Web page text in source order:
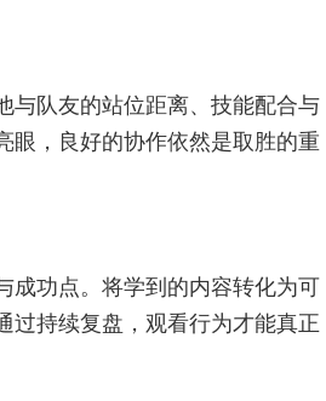
与队友的站位距离、技能配合与
眼，良好的协作依然是取胜的重
成功点。将学到的内容转化为可
过持续复盘，观看行为才能真正